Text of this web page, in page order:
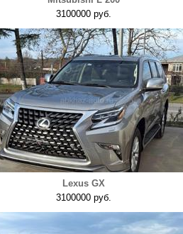
3100000 руб.
Lexus GX
3100000 руб.